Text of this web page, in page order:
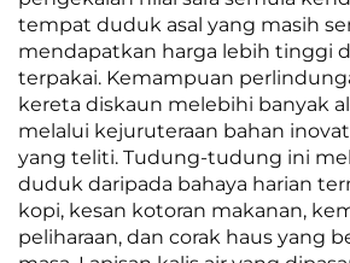
tempat duduk asal yang masih
mendapatkan harga lebih tinggi
terpakai. Kemampuan
kereta diskaun melebihi banyak
melalui kejuruteraan bahan
yang teliti. Tudung-tudung ini
duduk daripada bahaya harian
kopi, kesan kotoran makanan,
peliharaan, dan corak haus yang